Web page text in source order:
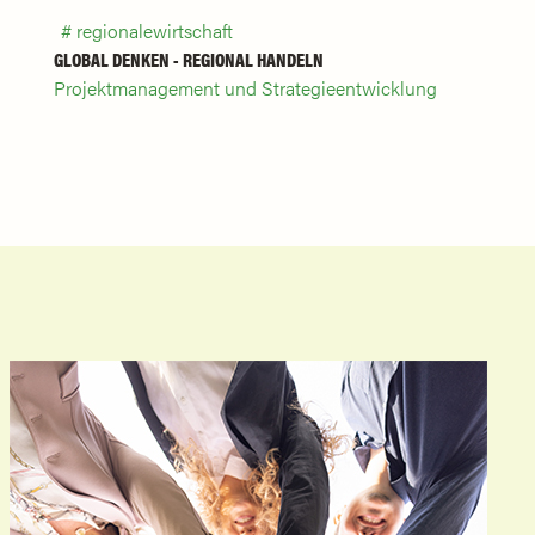
regionalewirtschaft
GLOBAL DENKEN - REGIONAL HANDELN
Projektmanagement und Strategieentwicklung